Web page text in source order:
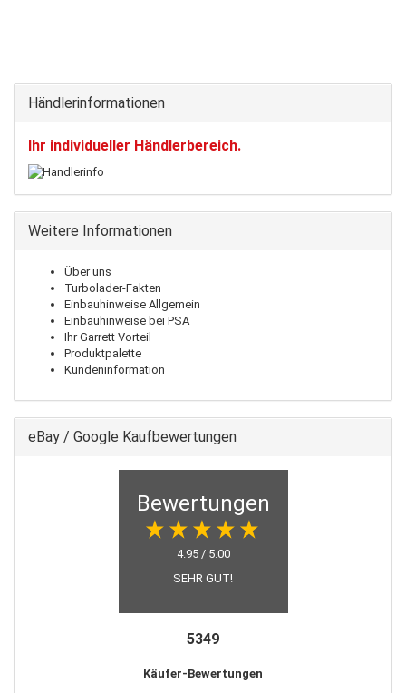
Händlerinformationen
Ihr individueller Händlerbereich.
Weitere Informationen
Über uns
Turbolader-Fakten
Einbauhinweise Allgemein
Einbauhinweise bei PSA
Ihr Garrett Vorteil
Produktpalette
Kundeninformation
eBay / Google Kaufbewertungen
Bewertungen
4.95 / 5.00
SEHR GUT!
5349
Käufer-Bewertungen